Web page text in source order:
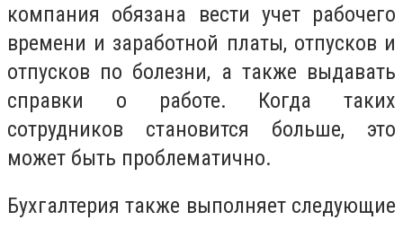
компания обязана вести учет рабочего
времени и заработной платы, отпусков и
отпусков по болезни, а также выдавать
справки о работе. Когда таких
сотрудников становится больше, это
может быть проблематично.
Бухгалтерия также выполняет следующие